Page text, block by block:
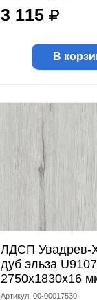
3 115
В
ЛДСП Увадрев-
дуб эльза
2750x1830x16
Артикул: 00-00017530